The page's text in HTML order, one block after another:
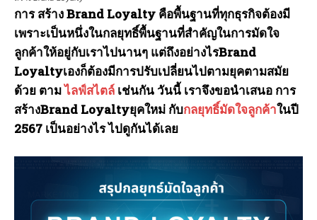
การ สร้าง Brand Loyalty คือพื้นฐานที่ทุกธุรกิจต้องมี
เพราะเป็นหนึ่งในกลยุทธิ์พื้นฐานที่สำคัญในการมัดใจ
ลูกค้าให้อยู่กับเราไปนานๆ แต่ถึงอย่างไรBrand
Loyaltyเองก็ต้องมีการปรับเปลี่ยนไปตามยุคตามสมัย
ด้วย ตามไลฟ์สไตล์ เช่นกัน วันนี้ เราจึงขอนำเสนอ การ
สร้างBrand Loyaltyยุคใหม่ กับกลยุทธิ์มัดใจลูกค้าในปี
2567 เป็นอย่างไร ไปดูกันได้เลย